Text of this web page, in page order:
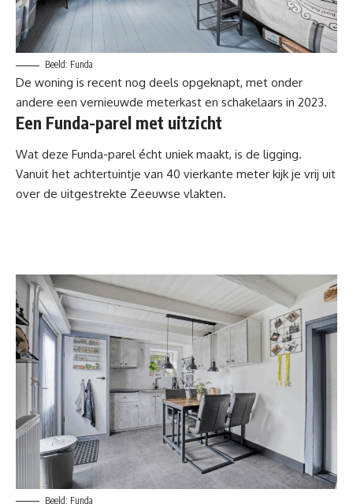
Beeld: Funda
De woning is recent nog deels opgeknapt, met onder
andere een vernieuwde meterkast en schakelaars in 2023.
Een Funda-parel met uitzicht
Wat deze Funda-parelécht uniek maakt, is de ligging.
Vanuit het achtertuintje van 40 vierkante meter kijk je vrij uit
over de uitgestrekte Zeeuwse vlakten.
Beeld: Funda